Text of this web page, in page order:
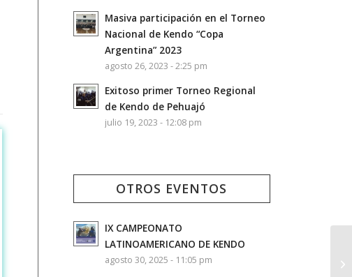
Masiva participación en el Torneo
Nacional de Kendo “Copa
Argentina” 2023
agosto 26, 2023 - 2:25 pm
Exitoso primer Torneo Regional
de Kendo de Pehuajó
julio 19, 2023 - 12:08 pm
OTROS EVENTOS
IX CAMPEONATO
LATINOAMERICANO DE KENDO
agosto 30, 2025 - 11:05 pm